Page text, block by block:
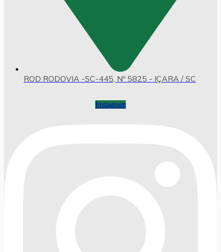
ROD RODOVIA -SC-445, Nº 5825 - IÇARA / SC
Instagram